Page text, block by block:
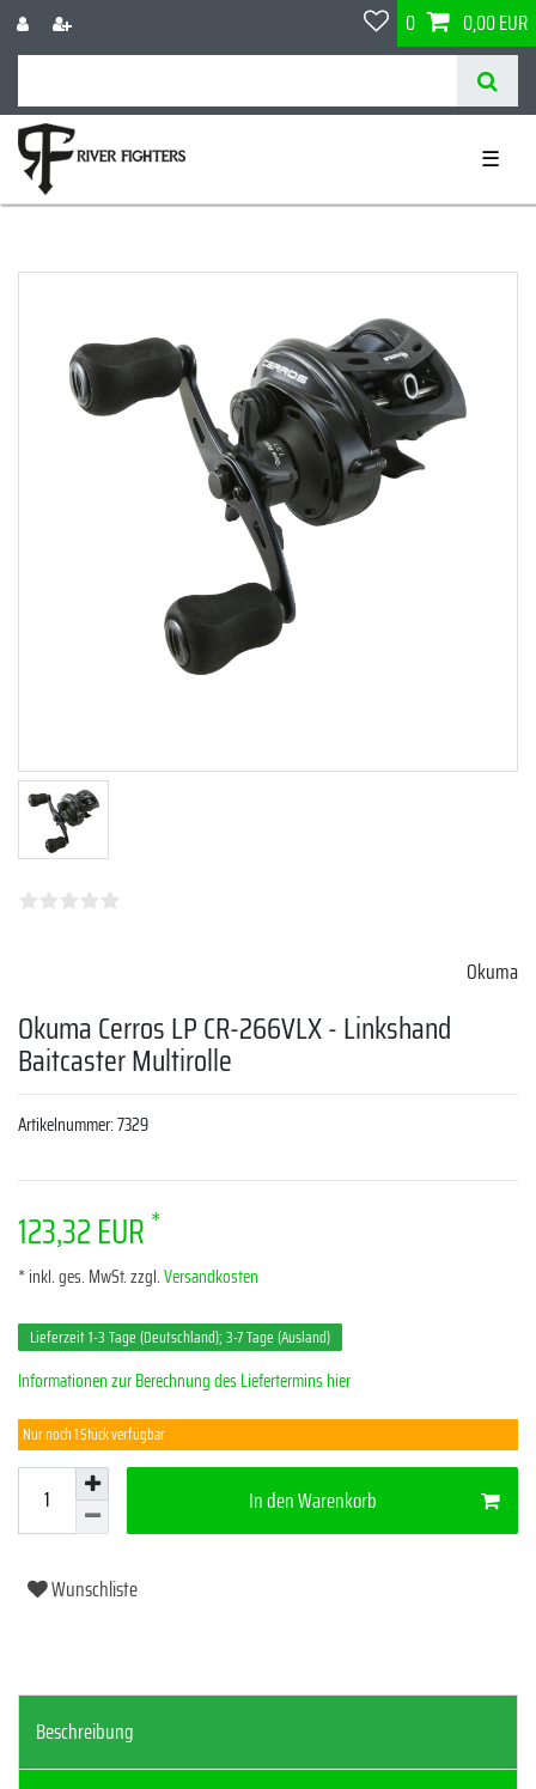
0 0,00 EUR
☰
Okuma
Okuma Cerros LP CR-266VLX - Linkshand
Baitcaster Multirolle
Artikelnummer:7329
123,32 EUR *
* inkl. ges. MwSt. zzgl.Versandkosten
Lieferzeit 1-3 Tage (Deutschland); 3-7 Tage (Ausland)
Informationen zur Berechnung des Liefertermins hier
Nur noch 1 Stück verfügbar
In den Warenkorb
Wunschliste
Beschreibung